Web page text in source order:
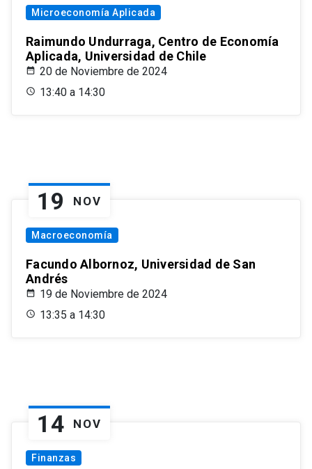
Microeconomía Aplicada
Raimundo Undurraga, Centro de Economía
Aplicada, Universidad de Chile
20 de Noviembre de 2024
13:40 a 14:30
19 NOV
Macroeconomía
Facundo Albornoz, Universidad de San
Andrés
19 de Noviembre de 2024
13:35 a 14:30
14 NOV
Finanzas